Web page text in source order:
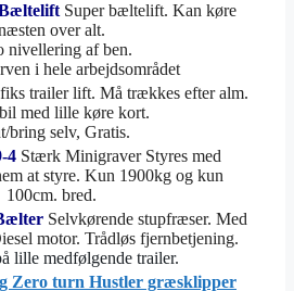
Super bæltelift. Kan køre
over alt.
nivellering af ben.
i hele arbejdsområdet
trailer lift. Må trækkes efter alm.
med lille køre kort.
bring selv, Gratis.
4 Stærk Minigraver Styres med
at styre. Kun 1900kg og kun
100cm. bred.
Selvkørende stupfræser. Med
motor. Trådløs fjernbetjening.
lille medfølgende trailer.